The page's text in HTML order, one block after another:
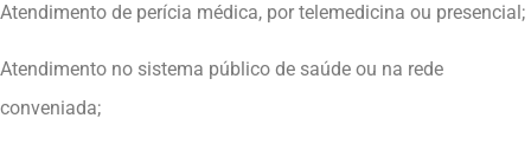
Atendimento de perícia médica, por telemedicina ou presencial;
Atendimento no sistema público de saúde ou na rede
conveniada;